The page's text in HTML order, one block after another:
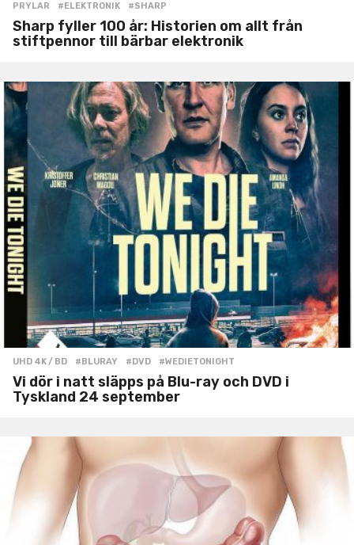
PRYLAR #ELEKTRONIK ,#SHARP
Sharp fyller 100 år: Historien om allt från
stiftpennor till bärbar elektronik
UHD 4K / BD #BLURAY ,#DVD ,#WEDIETONIGHT
Vi dör i natt släpps på Blu-ray och DVD i
Tyskland 24 september